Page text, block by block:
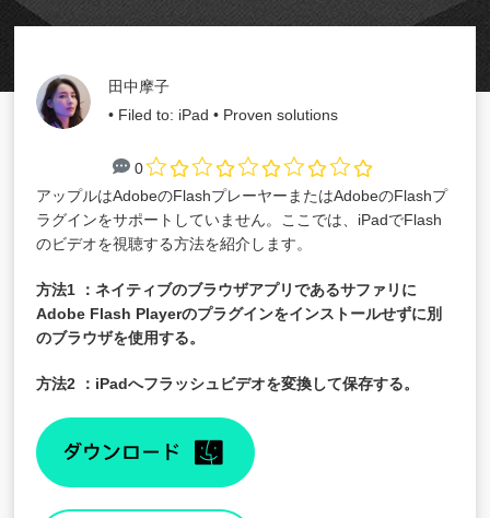
田中摩子
• Filed to: iPad • Proven solutions
0
アップルはAdobeのFlashプレーヤーまたはAdobeのFlashプ
ラグインをサポートしていません。ここでは、iPadでFlash
のビデオを視聴する方法を紹介します。
方法1 ：ネイティブのブラウザアプリであるサファリに
Adobe Flash Playerのプラグインをインストールせずに別
のブラウザを使用する。
方法2 ：iPadへフラッシュビデオを変換して保存する。